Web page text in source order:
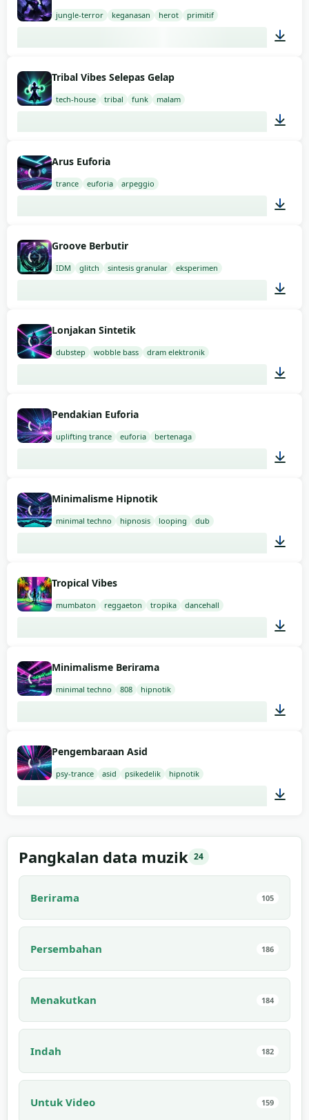
jungle-terror keganasan herot primitif
Tribal Vibes Selepas Gelap
tech-house tribal funk malam
Arus Euforia
trance euforia arpeggio
Groove Berbutir
IDM glitch sintesis granular eksperimen
Lonjakan Sintetik
dubstep wobble bass dram elektronik
Pendakian Euforia
uplifting trance euforia bertenaga
Minimalisme Hipnotik
minimal techno hipnosis looping dub
Tropical Vibes
mumbaton reggaeton tropika dancehall
Minimalisme Berirama
minimal techno 808 hipnotik
Pengembaraan Asid
psy-trance asid psikedelik hipnotik
Pangkalan data muzik 24
Berirama 105
Persembahan 186
Menakutkan 184
Indah 182
Untuk Video 159